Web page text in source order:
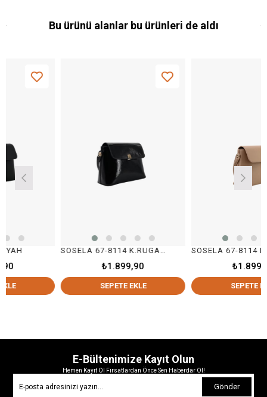
Bu ürünü alanlar bu ürünleri de aldı
SOSELA 67-8114 K.RUGAN SİYAH
₺1.899,90
SEPETE EKLE
SOSELA 67-8114 NUDE
₺1.899,90
SEPETE EKLE
E-Bültenimize Kayıt Olun
Hemen Kayıt Ol Fırsatlardan Önce Sen Haberdar Ol!
Gönder